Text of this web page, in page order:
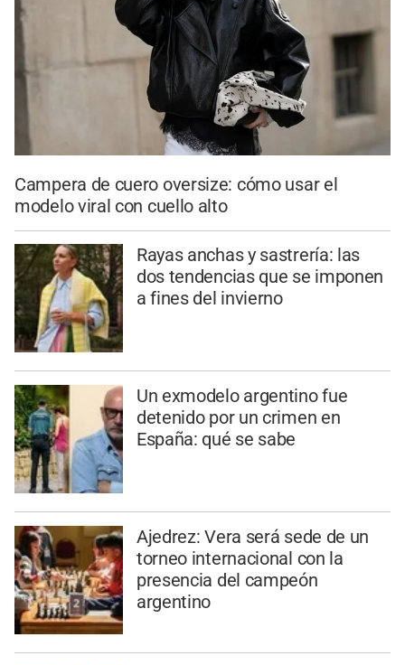
Campera de cuero oversize: cómo usar el
modelo viral con cuello alto
Rayas anchas y sastrería: las
dos tendencias que se imponen
a fines del invierno
Un exmodelo argentino fue
detenido por un crimen en
España: qué se sabe
Ajedrez: Vera será sede de un
torneo internacional con la
presencia del campeón
argentino